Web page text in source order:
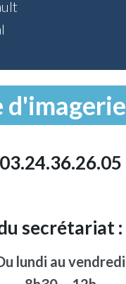
d'imagerie
03.24.36.26.05
secrétariat :
lundi au vendredi